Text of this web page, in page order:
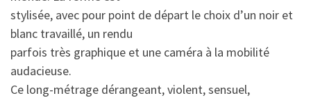
stylisée, avec pour point de départ le choix d’un noir et
blanc travaillé, un rendu
parfois très graphique et une caméra à la mobilité
audacieuse.
Ce long-métrage dérangeant, violent, sensuel,